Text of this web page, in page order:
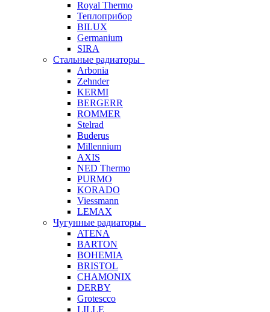
Royal Thermo
Теплоприбор
BILUX
Germanium
SIRA
Стальные радиаторы
Arbonia
Zehnder
KERMI
BERGERR
ROMMER
Stelrad
Buderus
Millennium
AXIS
NED Thermo
PURMO
KORADO
Viessmann
LEMAX
Чугунные радиаторы
ATENA
BARTON
BOHEMIA
BRISTOL
CHAMONIX
DERBY
Grotescco
LILLE